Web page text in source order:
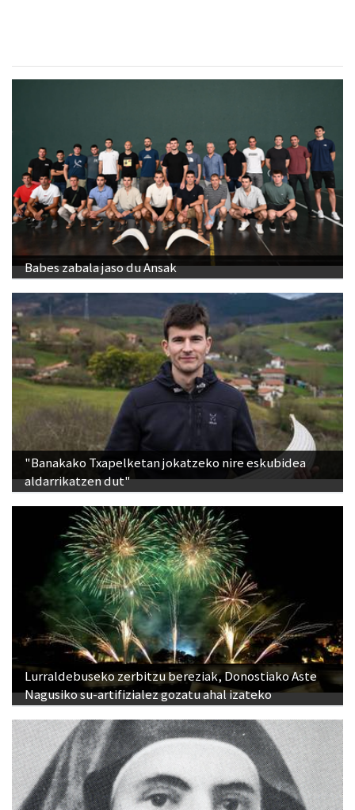
Babes zabala jaso du Ansak
"Banakako Txapelketan jokatzeko nire eskubidea
aldarrikatzen dut"
Lurraldebuseko zerbitzu bereziak, Donostiako Aste
Nagusiko su-artifizialez gozatu ahal izateko